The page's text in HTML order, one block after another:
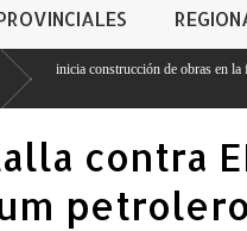
obras en la frontera norte para fortalecer la
contra
petrolero